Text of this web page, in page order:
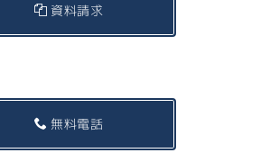
資料請求
無料電話